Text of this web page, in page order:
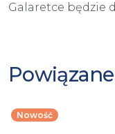
Galaretce będzie
Nowość